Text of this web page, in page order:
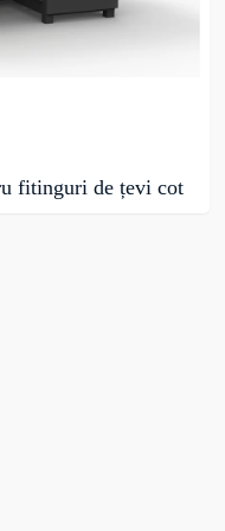
fitinguri de țevi cot